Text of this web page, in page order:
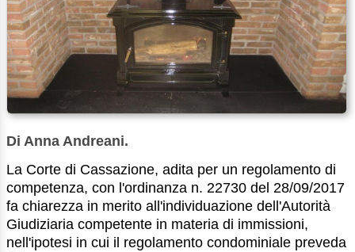
Di Anna Andreani.
La Corte di Cassazione, adita per un regolamento di
competenza, con l'ordinanza n. 22730 del 28/09/2017
fa chiarezza in merito all'individuazione dell'Autorità
Giudiziaria competente in materia di immissioni,
nell'ipotesi in cui il regolamento condominiale preveda